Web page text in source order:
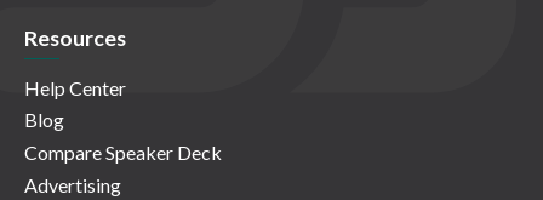
Resources
Help Center
Blog
Compare Speaker Deck
Advertising